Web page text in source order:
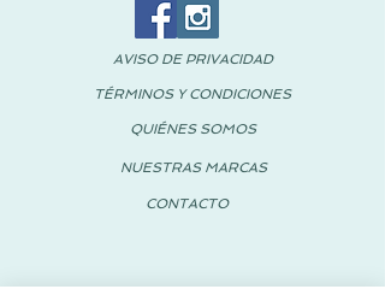
AVISO DE PRIVACIDAD
TÉRMINOS Y CONDICIONES
QUIÉNES SOMOS
NUESTRAS MARCAS
CONTACTO